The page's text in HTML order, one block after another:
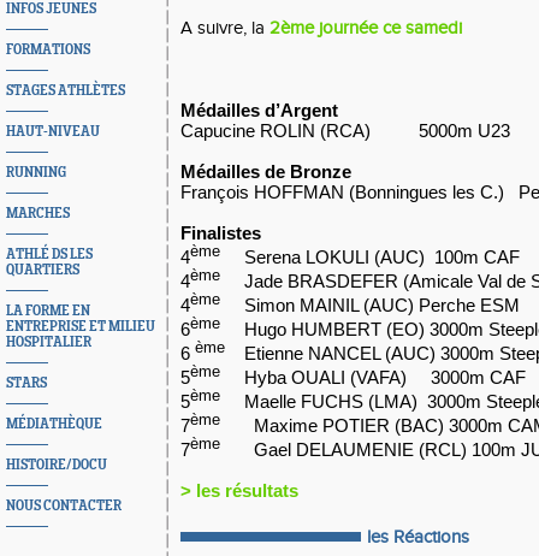
INFOS JEUNES
FORMATIONS
STAGES ATHLÈTES
HAUT-NIVEAU
RUNNING
MARCHES
ATHLÉ DS LES
QUARTIERS
LA FORME EN
ENTREPRISE ET MILIEU
HOSPITALIER
STARS
MÉDIATHÈQUE
HISTOIRE/DOCU
NOUS CONTACTER
A suivre, la 2ème journée ce samedi
Médailles d’Argent
Capucine ROLIN (RCA) 5000m U23
Médailles de Bronze
François HOFFMAN (Bonningues les C.)
Finalistes
4ème
Serena LOKULI (AUC) 100m CAF
4ème
Jade BRASDEFER (Amicale Val de
4ème
Simon MAINIL (AUC) Perche ESM
6ème
Hugo HUMBERT (EO) 3000m
6 ème
Etienne NANCEL (AUC) 3000m
5ème
Hyba OUALI (VAFA) 3000m CAF
5ème
Maelle FUCHS (LMA) 3000m
7ème Maxime POTIER (BAC) 3000m
7ème Gael DELAUMENIE (RCL) 100m
> les résultats
les Réactions